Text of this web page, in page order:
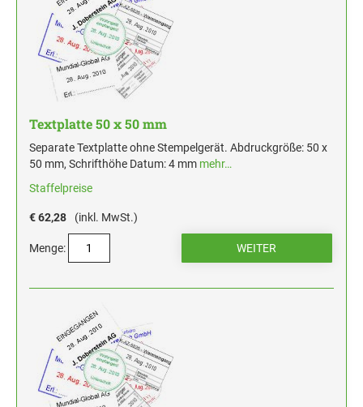
STEMPELKISSEN FÜR HANDSTEMPEL
ERSATZKISSEN ALPO
Textplatte 50 x 50 mm
Separate Textplatte ohne Stempelgerät. Abdruckgröße: 50 x
50 mm, Schrifthöhe Datum: 4 mm mehr…
Staffelpreise
€ 62,28 (inkl. MwSt.)
Menge: